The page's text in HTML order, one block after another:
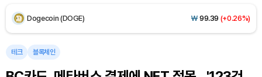
Bitcoin (BTC) 92,212,835(+1.11%)
테크 블록체인